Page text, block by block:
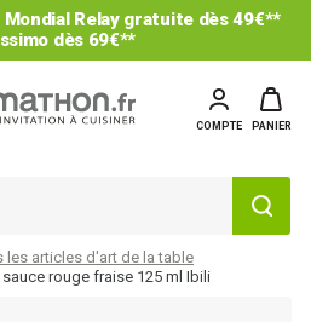
Relay gratuite dès 49€**
dès 69€**
COMPTE PANIER
les articles d'art de la table
sauce rouge fraise 125 ml Ibili